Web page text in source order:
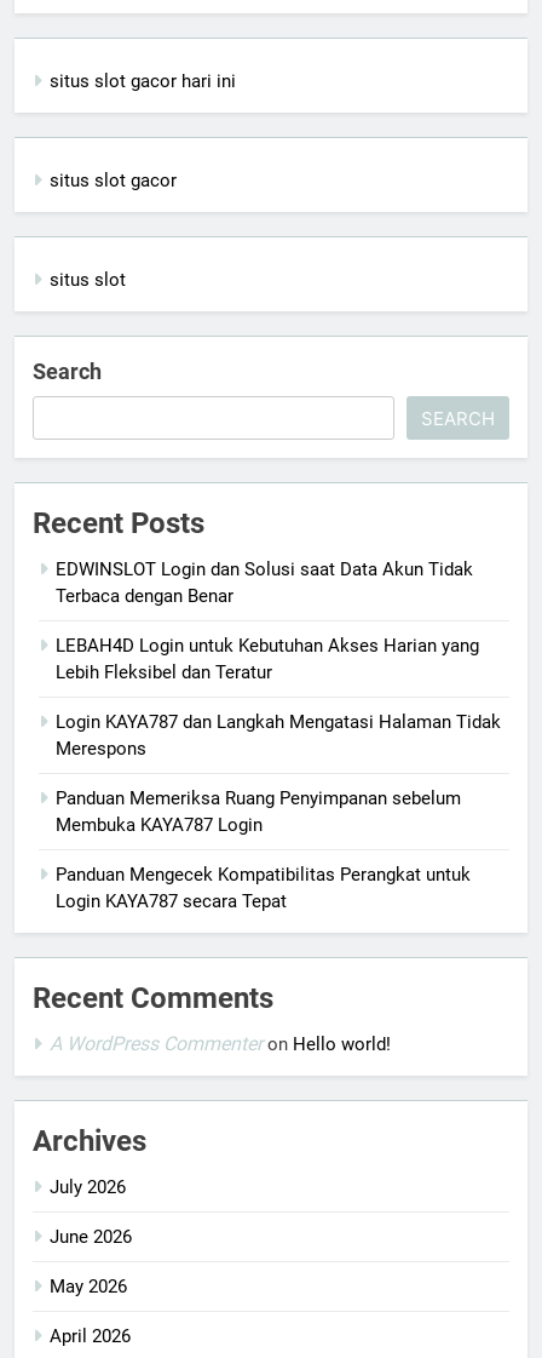
situs slot gacor hari ini
situs slot gacor
situs slot
Search
SEARCH
Recent Posts
EDWINSLOT Login dan Solusi saat Data Akun Tidak
Terbaca dengan Benar
LEBAH4D Login untuk Kebutuhan Akses Harian yang
Lebih Fleksibel dan Teratur
Login KAYA787 dan Langkah Mengatasi Halaman Tidak
Merespons
Panduan Memeriksa Ruang Penyimpanan sebelum
Membuka KAYA787 Login
Panduan Mengecek Kompatibilitas Perangkat untuk
Login KAYA787 secara Tepat
Recent Comments
A WordPress Commenteron Hello world!
Archives
July 2026
June 2026
May 2026
April 2026